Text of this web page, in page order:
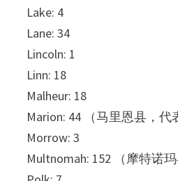
Lake: 4
Lane: 34
Lincoln: 1
Linn: 18
Malheur: 18
Marion: 44 （马里恩县，代
Morrow: 3
Multnomah: 152 （摩特诺